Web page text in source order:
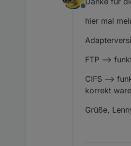
Offline
hier mal
FTP –>
CIFS -->
korrekt
Grüße,